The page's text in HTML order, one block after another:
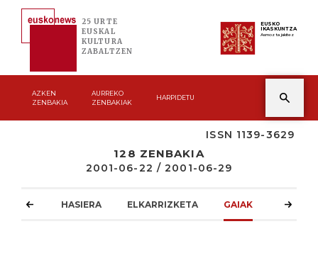
25 URTE
EUSKAL
KULTURA
ZABALTZEN
EUSKO
IKASKUNTZA
Asmoz ta jakitez
AZKEN
ZENBAKIA
AURREKO
ZENBAKIAK
HARPIDETU
ISSN 1139-3629
128 ZENBAKIA
2001-06-22 / 2001-06-29
HASIERA ELKARRIZKETA GAIAK